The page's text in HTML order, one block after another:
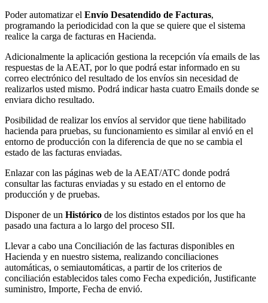
Poder automatizar el Envío Desatendido de Facturas,
programando la periodicidad con la que se quiere que el sistema
realice la carga de facturas en Hacienda.
Adicionalmente la aplicación gestiona la recepción vía emails de las
respuestas de la AEAT, por lo que podrá estar informado en su
correo electrónico del resultado de los envíos sin necesidad de
realizarlos usted mismo. Podrá indicar hasta cuatro Emails donde se
enviara dicho resultado.
Posibilidad de realizar los envíos al servidor que tiene habilitado
hacienda para pruebas, su funcionamiento es similar al envió en el
entorno de producción con la diferencia de que no se cambia el
estado de las facturas enviadas.
Enlazar con las páginas web de la AEAT/ATC donde podrá
consultar las facturas enviadas y su estado en el entorno de
producción y de pruebas.
Disponer de un Histórico de los distintos estados por los que ha
pasado una factura a lo largo del proceso SII.
Llevar a cabo una Conciliación de las facturas disponibles en
Hacienda y en nuestro sistema, realizando conciliaciones
automáticas, o semiautomáticas, a partir de los criterios de
conciliación establecidos tales como Fecha expedición, Justificante
suministro, Importe, Fecha de envió.